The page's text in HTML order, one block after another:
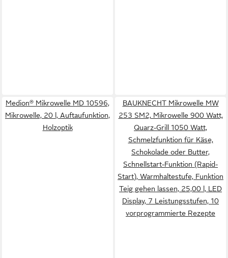
Medion® Mikrowelle MD 10596,
Mikrowelle, 20 l, Auftaufunktion,
Holzoptik
BAUKNECHT Mikrowelle MW
253 SM2, Mikrowelle 900 Watt,
Quarz-Grill 1050 Watt,
Schmelzfunktion für Käse,
Schokolade oder Butter,
Schnellstart-Funktion (Rapid-
Start), Warmhaltestufe, Funktion
Teig gehen lassen, 25,00 l, LED
Display, 7 Leistungsstufen, 10
vorprogrammierte Rezepte